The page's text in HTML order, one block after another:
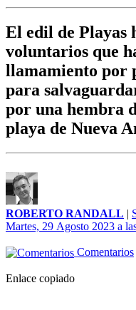
El edil de Playas
voluntarios que
llamamiento por
para
por una hembra
playa de Nueva
ROBERTO RANDALL |
Martes, 29 Agosto 2023 a
Comentarios
Enlace copiado